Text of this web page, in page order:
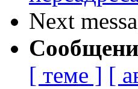
Next
[ теме ] [